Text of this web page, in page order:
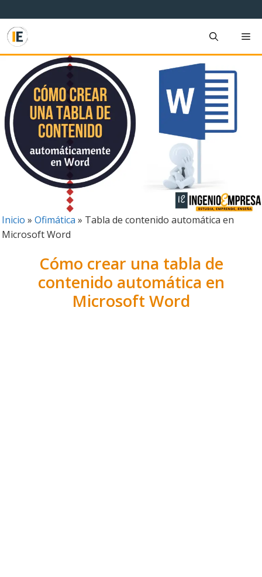
al
contenido
Inicio » Ofimática » Tabla de contenido automática en
Microsoft Word
Cómo crear una tabla de
contenido automática en
Microsoft Word